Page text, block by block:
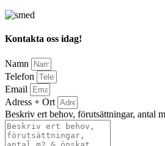
Kontakta oss idag!
Namn
Telefon
Email
Adress + Ort
Beskriv ert behov, förutsättningar, antal